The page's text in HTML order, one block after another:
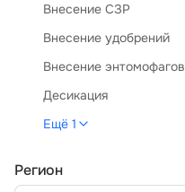
Новости и аналитика
Тарифы
info@naletai.su
Внесение СЗР
Внесение удобрений
Внесение энтомофагов
Десикация
Ещё 1
Регион